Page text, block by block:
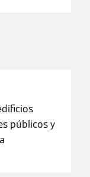
públicos y